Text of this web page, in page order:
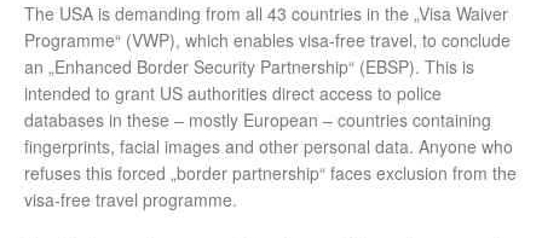
The USA is demanding from all 43 countries in the „Visa Waiver
Programme“ (VWP), which enables visa-free travel, to conclude
an „Enhanced Border Security Partnership“ (EBSP). This is
intended to grant US authorities direct access to police
databases in these – mostly European – countries containing
fingerprints, facial images and other personal data. Anyone who
refuses this forced „border partnership“ faces exclusion from the
visa-free travel programme.